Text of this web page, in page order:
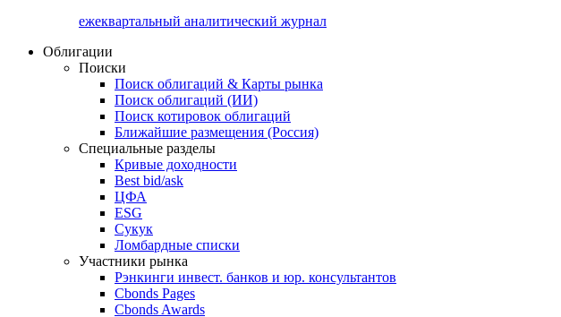
ежеквартальный аналитический журнал
Облигации
Поиски
Поиск облигаций & Карты рынка
Поиск облигаций (ИИ)
Поиск котировок облигаций
Ближайшие размещения (Россия)
Специальные разделы
Кривые доходности
Best bid/ask
ЦФА
ESG
Сукук
Ломбардные списки
Участники рынка
Рэнкинги инвест. банков и юр. консультантов
Cbonds Pages
Cbonds Awards